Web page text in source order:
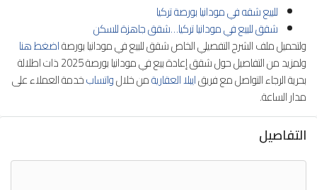
للبيع شقه في مودانيا بورصة تركيا
شقق للبيع في مودانيا تركيا…شقق جاهزة للسكن
ولتحميل ملف الشرح التفصيلي الخاص شقق للبيع في مودانيا بورصةاضغط هنا
ولمزيد من التفاصيل حول شقق إعادة بيع في مودانيا بورصة 2025 ذات اطلالة
بحرية الرجاء التواصل مع فريقايبلا العقاريةمن خلالواتسابخدمة العملاء على
مدار الساعة.
التفاصيل